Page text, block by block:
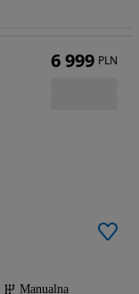
Manualna
6 999 PLN